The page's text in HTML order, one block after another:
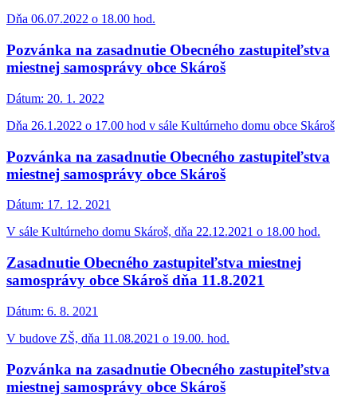
Dňa 06.07.2022 o 18.00 hod.
Pozvánka na zasadnutie Obecného zastupiteľstva
miestnej samosprávy obce Skároš
Dátum: 20. 1. 2022
Dňa 26.1.2022 o 17.00 hod v sále Kultúrneho domu obce Skároš
Pozvánka na zasadnutie Obecného zastupiteľstva
miestnej samosprávy obce Skároš
Dátum: 17. 12. 2021
V sále Kultúrneho domu Skároš, dňa 22.12.2021 o 18.00 hod.
Zasadnutie Obecného zastupiteľstva miestnej
samosprávy obce Skároš dňa 11.8.2021
Dátum: 6. 8. 2021
V budove ZŠ, dňa 11.08.2021 o 19.00. hod.
Pozvánka na zasadnutie Obecného zastupiteľstva
miestnej samosprávy obce Skároš